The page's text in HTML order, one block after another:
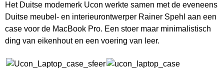
Het Duitse modemerk Ucon werkte samen met de eveneens
Duitse meubel- en interieurontwerper Rainer Spehl aan een
case voor de MacBook Pro. Een stoer maar minimalistisch
ding van eikenhout en een voering van leer.